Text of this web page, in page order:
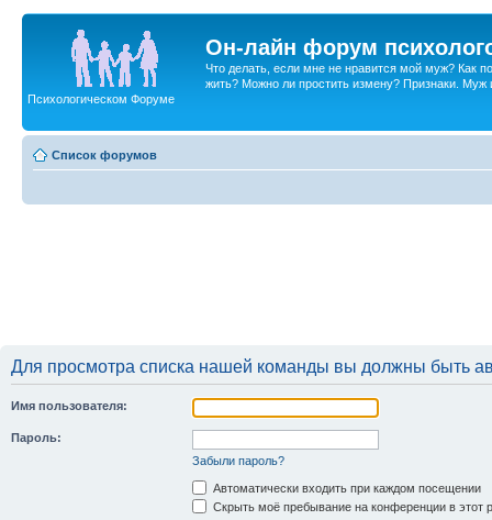
Он-лайн форум
Что делать, если мне не нравится мой муж? Как
жить? Можно ли простить измену? Признаки. Муж
Психологическом Форуме
Список форумов
Для просмотра списка нашей команды вы должны быть
Имя пользователя:
Пароль:
Забыли пароль?
Автоматически входить при каждом посещении
Скрыть моё пребывание на конференции в этот